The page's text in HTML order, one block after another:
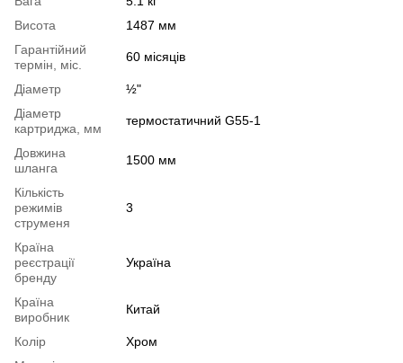
Висота
1487 мм
Гарантійний
термін, міс.
60 місяців
Діаметр
½"
Діаметр
картриджа, мм
термостатичний G55-1
Довжина
шланга
1500 мм
Кількість
режимів
струменя
3
Країна
реєстрації
бренду
Україна
Країна
виробник
Китай
Колір
Хром